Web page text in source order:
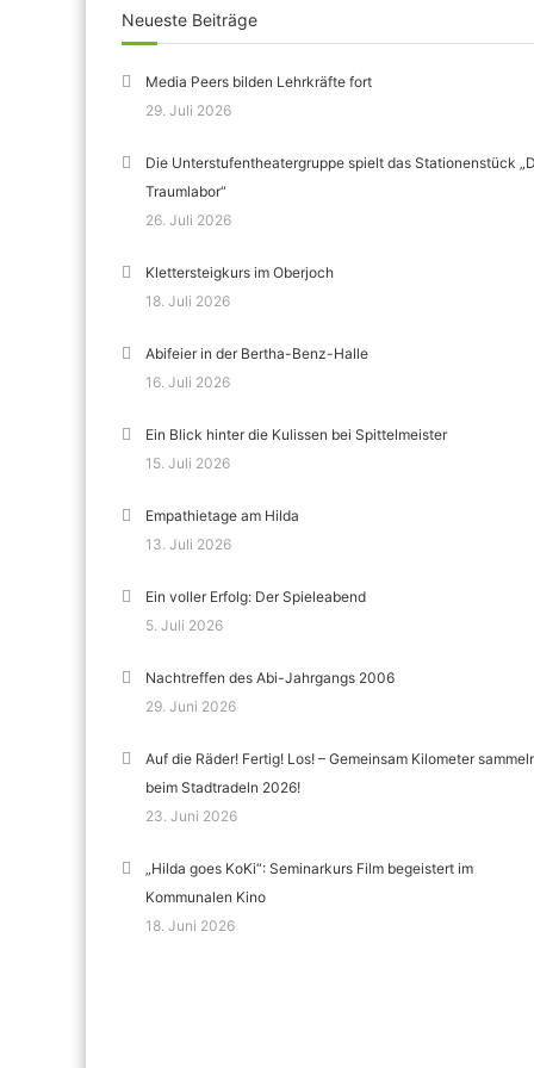
Neueste Beiträge
Media Peers bilden Lehrkräfte fort
29. Juli 2026
Die Unterstufentheatergruppe spielt das Stationenstück
Traumlabor“
26. Juli 2026
Klettersteigkurs im Oberjoch
18. Juli 2026
Abifeier in der Bertha-Benz-Halle
16. Juli 2026
Ein Blick hinter die Kulissen bei Spittelmeister
15. Juli 2026
Empathietage am Hilda
13. Juli 2026
Ein voller Erfolg: Der Spieleabend
5. Juli 2026
Nachtreffen des Abi-Jahrgangs 2006
29. Juni 2026
Auf die Räder! Fertig! Los! – Gemeinsam Kilometer
beim Stadtradeln 2026!
23. Juni 2026
„Hilda goes KoKi“: Seminarkurs Film begeistert im
Kommunalen Kino
18. Juni 2026